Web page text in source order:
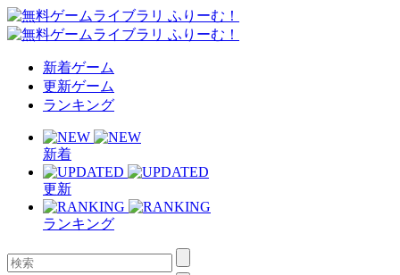
新着ゲーム
更新ゲーム
ランキング
新着
更新
ランキング